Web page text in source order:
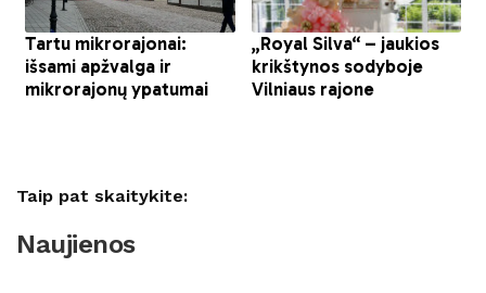
Taip pat skaitykite:
Naujienos